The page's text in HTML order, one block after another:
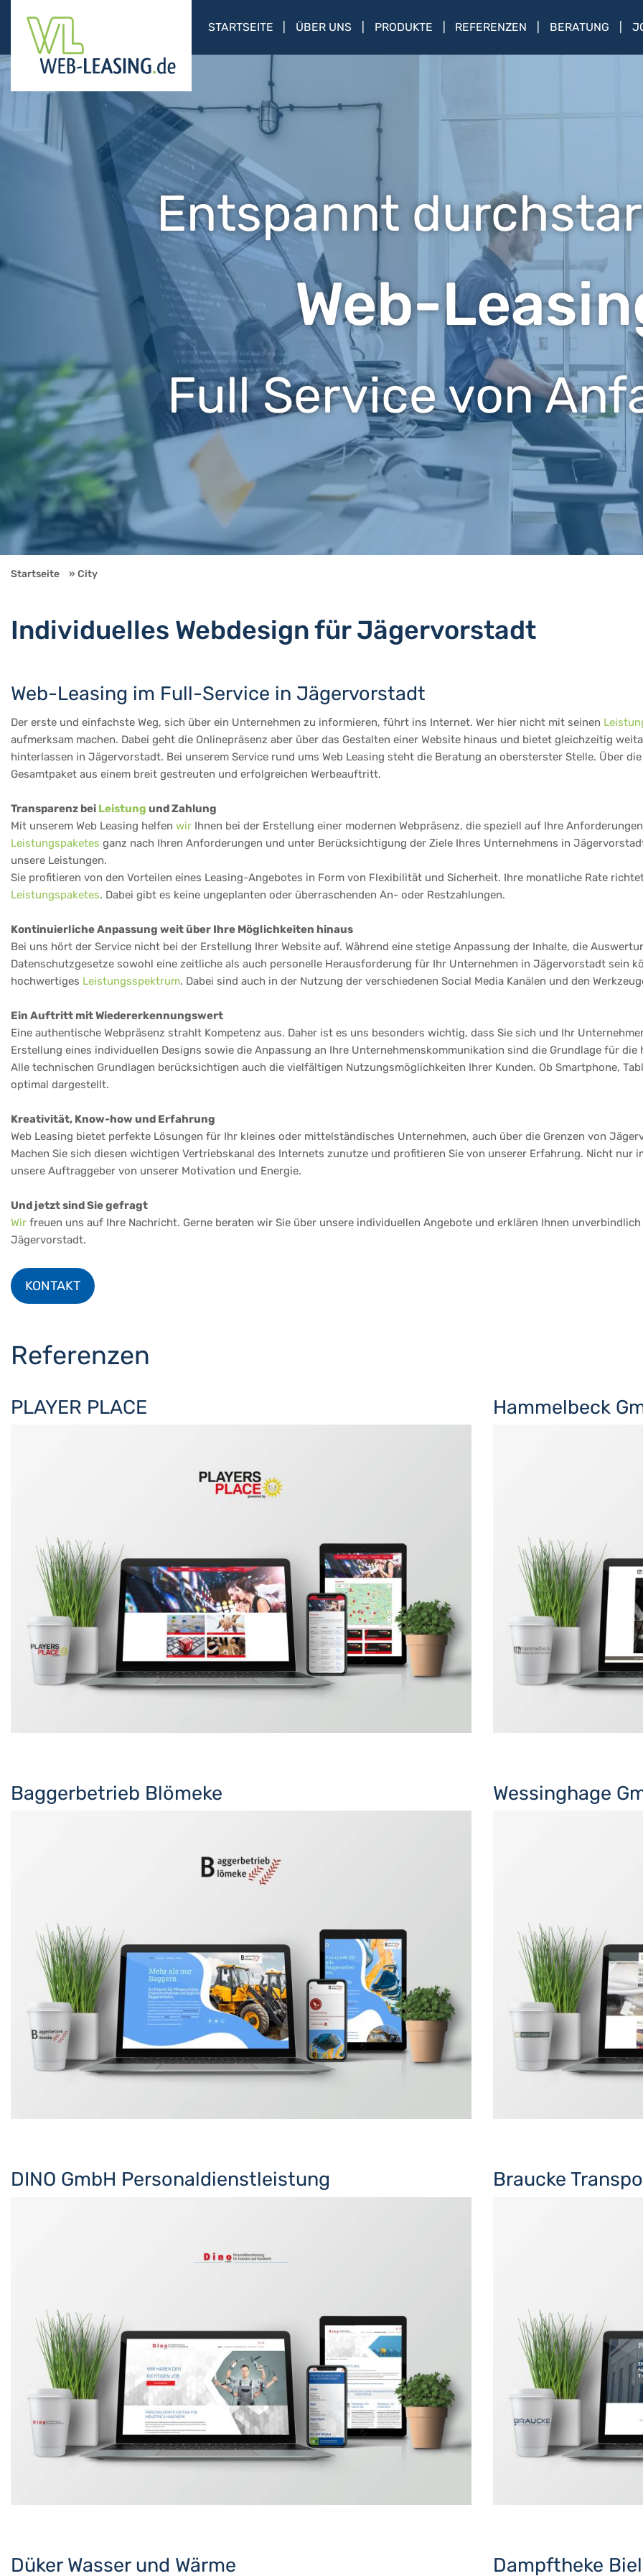
STARTSEITE ÜBER UNS PRODUKTE REFERENZEN BERATUNG
Entspannt
Web-
Full Service von
Startseite City
Individuelles Webdesign für Jägervorstadt
Web-Leasing im Full-Service in Jägervorstadt
Der erste und einfachste Weg, sich über ein Unternehmen zu informieren, führt ins Internet. Wer hier nicht mit seinen
aufmerksam machen. Dabei geht die Onlinepräsenz aber über das Gestalten einer Website hinaus und bietet gleichzeitig
hinterlassen in Jägervorstadt. Bei unserem Service rund ums Web Leasing steht die Beratung an obersterster Stelle. Über
Gesamtpaket aus einem breit gestreuten und erfolgreichen Werbeauftritt.
Transparenz bei Leistung und Zahlung
Mit unserem Web Leasing helfen wir Ihnen bei der Erstellung einer modernen Webpräsenz, die speziell auf Ihre
Leistungspaketes ganz nach Ihren Anforderungen und unter Berücksichtigung der Ziele Ihres Unternehmens in
unsere Leistungen.
Sie profitieren von den Vorteilen eines Leasing-Angebotes in Form von Flexibilität und Sicherheit. Ihre monatliche Rate
Leistungspaketes. Dabei gibt es keine ungeplanten oder überraschenden An- oder Restzahlungen.
Kontinuierliche Anpassung weit über Ihre Möglichkeiten hinaus
Bei uns hört der Service nicht bei der Erstellung Ihrer Website auf. Während eine stetige Anpassung der Inhalte, die
Datenschutzgesetze sowohl eine zeitliche als auch personelle Herausforderung für Ihr Unternehmen in Jägervorstadt sein
hochwertiges Leistungsspektrum. Dabei sind auch in der Nutzung der verschiedenen Social Media Kanälen und den
Ein Auftritt mit Wiedererkennungswert
Eine authentische Webpräsenz strahlt Kompetenz aus. Daher ist es uns besonders wichtig, dass Sie sich und Ihr
Erstellung eines individuellen Designs sowie die Anpassung an Ihre Unternehmenskommunikation sind die Grundlage für
Alle technischen Grundlagen berücksichtigen auch die vielfältigen Nutzungsmöglichkeiten Ihrer Kunden. Ob Smartphone,
optimal dargestellt.
Kreativität, Know-how und Erfahrung
Web Leasing bietet perfekte Lösungen für Ihr kleines oder mittelständisches Unternehmen, auch über die Grenzen von
Machen Sie sich diesen wichtigen Vertriebskanal des Internets zunutze und profitieren Sie von unserer Erfahrung. Nicht
unsere Auftraggeber von unserer Motivation und Energie.
Und jetzt sind Sie gefragt
Wir freuen uns auf Ihre Nachricht. Gerne beraten wir Sie über unsere individuellen Angebote und erklären Ihnen
Jägervorstadt.
KONTAKT
Referenzen
PLAYER PLACE Hammelbeck
Baggerbetrieb Blömeke Wessinghage
DINO GmbH Personaldienstleistung Braucke
Düker Wasser und Wärme Dampftheke